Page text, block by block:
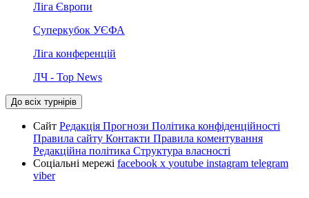
Ліга Європи
Суперкубок УЄФА
Ліга конференцій
ЛЧ - Top News
До всіх турнірів
Сайт Редакція Прогнози Політика конфіденційності
Правила сайту Контакти Правила коментування
Редакційна політика Структура власності
Соціальні мережі facebook x youtube instagram telegram
viber